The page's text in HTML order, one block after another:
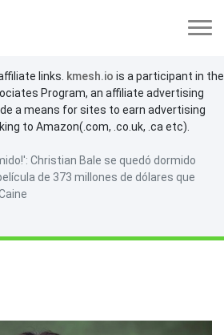
links. kmesh.io is a participant in the
Program, an affiliate advertising
a means for sites to earn advertising
to Amazon(.com, .co.uk, .ca etc).
Christian Bale se quedó dormido
de 373 millones de dólares que